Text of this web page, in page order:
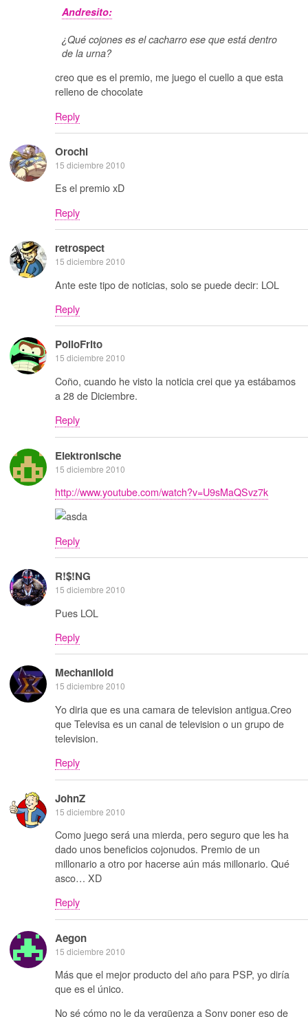
Andresito:
¿Qué cojones es el cacharro ese que está dentro
de la urna?
creo que es el premio, me juego el cuello a que esta
relleno de chocolate
Reply
Orochi
15 diciembre 2010
Es el premio xD
Reply
retrospect
15 diciembre 2010
Ante este tipo de noticias, solo se puede decir: LOL
Reply
PolloFrito
15 diciembre 2010
Coño, cuando he visto la noticia crei que ya estábamos
a 28 de Diciembre.
Reply
Elektronische
15 diciembre 2010
http://www.youtube.com/watch?v=U9sMaQSvz7k
Reply
R!$!NG
15 diciembre 2010
Pues LOL
Reply
Mechaniloid
15 diciembre 2010
Yo diria que es una camara de television antigua.Creo
que Televisa es un canal de television o un grupo de
television.
Reply
JohnZ
15 diciembre 2010
Como juego será una mierda, pero seguro que les ha
dado unos beneficios cojonudos. Premio de un
millonario a otro por hacerse aún más millonario. Qué
asco… XD
Reply
Aegon
15 diciembre 2010
Más que el mejor producto del año para PSP, yo diría
que es el único.
No sé cómo no le da vergüenza a Sony poner eso de